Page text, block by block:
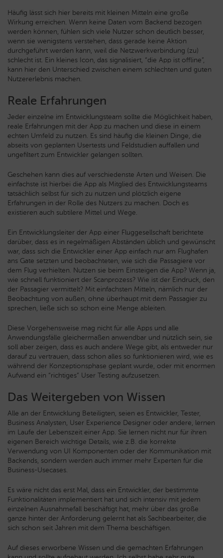
Häufig lässt sich hier bereits mit kleinen Mitteln eine große
Wirkung erreichen. Wenn keine Daten vom Backend bezogen
werden können, fühlen sich viele Nutzer schon deutlich besser,
wenn sie wenigstens verstehen, dass gerade keine Aktion
durchgeführt werden kann, weil die Netzwerkverbindung (zu)
schlecht ist. Ein kleines Icon, das signalisiert, “die App ist offline”,
kann hier den Unterschied zwischen einem schlechten und guten
Nutzererlebnis machen.
Reale Erfahrungen
Jeder einzelne im Entwicklungsteam sollte die Möglichkeit haben,
reale Erfahrungen mit der App zu machen und diese in einem
echten Umfeld zu nutzen. Es sind häufig die kleinen Dinge, die
abseits von geplanten Usertests und Feldstudien auffallen und
ungefiltert zum Entwickler gelangen sollten.
Geschehen kann dies auf verschiedenste Arten und Weisen. Die
einfachste ist hierbei die App als Mitglied des Entwicklungsteams
tatsächlich selbst für sich zu nutzen und plötzlich eigene
Erfahrungen in der Rolle des Nutzers zu machen. Doch es
existieren auch subtilere Mittel und Wege.
Ein Entwicklungsleiter der App einer Fluggesellschaft berichtete
darüber, dass es in regelmäßigen Abständen üblich und gewünscht
war, dass sich die Entwickler einer App einfach nur am Flughafen
ans Gate setzten und beobachteten, wie sich die Passagiere vor
dem Flug verhielten. Nutzen sie beim Einsteigen die App? Wenn ja,
wie schnell funktioniert der Scanprozess? Wie ist der Eindruck, den
der Passagier vermittelt? Mit einfachsten Mitteln, nämlich nur der
Beobachtung von außen, ohne überhaupt mit dem Passagier zu
sprechen, ließe sich so schon eine Menge ableiten.
Diese Vorgehensweise mag nicht für alle Apps und alle
Anwendungsfälle gleichermaßen anwendbar und nützlich sein, sie
soll aber zeigen, dass es auch andere Wege gibt, als entweder nur
darauf zu vertrauen, dass schon alles so funktionieren wird, wie es
während der Konzeptionsphase geplant wurde, oder mit enormen
Aufwand ein “richtiges” User Testing aufzusetzen.
Das Weitergeben von Wissen
Alle an der Entwicklung Beteiligten, seien es Entwickler, Tester,
Business Analysten, User Experience Designer oder andere, lernen
im Laufe der Lebenszeit einer App. Sie lernen nicht nur für ihren
eigenen Bereich wichtige Details, wie z.B. die korrekte
Verwendung von UI Komponenten oder der Kommunikation mit
Backends, sondern werden auch immer mehr Experten für die
Business-Usecases.
Es wäre nicht das erst Mal, dass ein Entwickler, der bestimmte
Funktionalitäten implementiert hat und sich intensiv mit jedem
einzelnen Ausnahmefall beschäftigt hat, mehr über das große
ganze hinter der Anforderung gelernt hat als Sachbearbeiter, die
sich schon seit Jahren mit dem Thema beschäftigen.
Auf dieses erworbene Wissen und die gemachten Erfahrungen